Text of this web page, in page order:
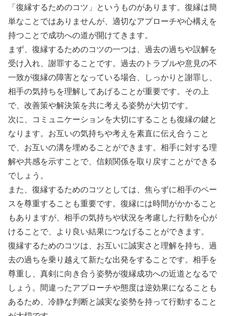
「復縁するためのコツ」というものがあります。復縁は簡
単なことではありませんが、適切なアプローチや心構えを
持つことで成功への道が開けてきます。
まず、復縁するためのコツの一つは、過去の過ちや誤解を
受け入れ、謝罪することです。過去のトラブルや意見の不
一致が復縁の障害となっている場合、しっかりと謝罪し、
相手の気持ちを理解してあげることが重要です。その上
で、改善策や解決策を共に考える姿勢が大切です。
次に、コミュニケーションを大切にすることも復縁の鍵と
なります。お互いの気持ちや考えを素直に伝え合うこと
で、お互いの溝を埋めることができます。相手に対する理
解や共感を示すことで、信頼関係を取り戻すことができる
でしょう。
また、復縁するためのコツとしては、焦らずに相手のペー
スを尊重することも重要です。復縁には時間がかかること
もありますが、相手の気持ちや状況を考慮した行動を心が
けることで、より良い結果につなげることができます。
復縁するためのコツは、お互いに誠実さと理解を持ち、過
去の過ちを乗り越えて新たな出発をすることです。相手を
尊重し、真剣に向き合う姿勢が復縁成功への近道となるで
しょう。間違ったアプローチや態度は逆効果になることも
あるため、冷静な判断と誠実な姿勢を持って行動すること